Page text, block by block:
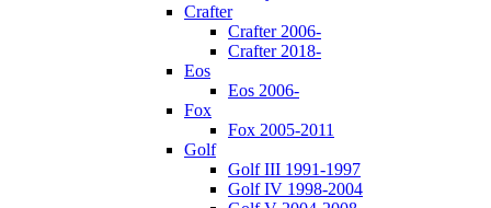
Crafter
Crafter 2006-
Crafter 2018-
Eos
Eos 2006-
Fox
Fox 2005-2011
Golf
Golf III 1991-1997
Golf IV 1998-2004